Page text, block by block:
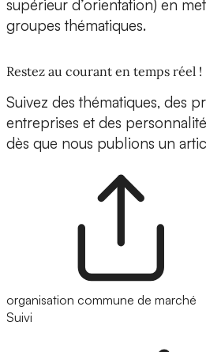
supérieur d’orientation) en
groupes thématiques.
Restez au courant en temps réel !
Suivez des thématiques, des
entreprises et des
dès que nous publions un
organisation commune de marché
Suivi